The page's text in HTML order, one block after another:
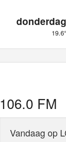
106.0 FM
Vandaag op